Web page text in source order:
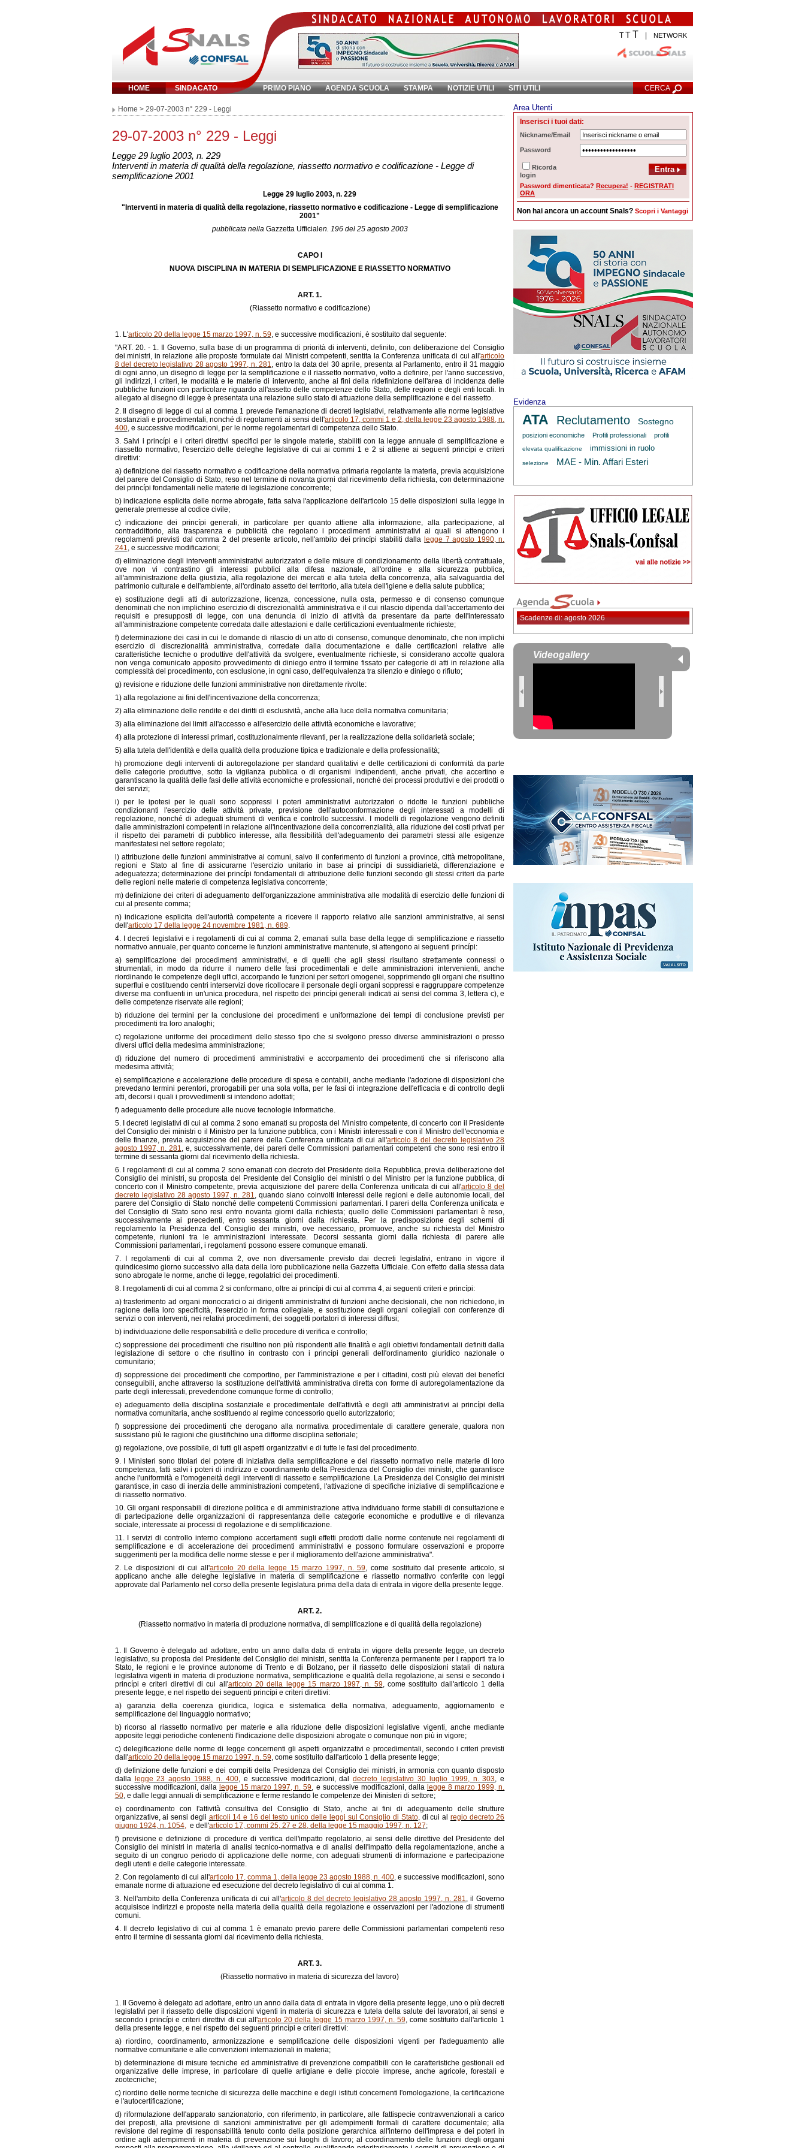
T TT NETWORK
HOME SINDACATO PRIMO PIANO AGENDA SCUOLA STAMPA NOTIZIE UTILI SITI UTILI CERCA
Inserisci parola chiave: Ricerca Avanzata
Home > 29-07-2003 n° 229 - Leggi
29-07-2003 n° 229 - Leggi
Legge 29 luglio 2003, n. 229
Interventi in materia di qualità della regolazione, riassetto normativo e codificazione - Legge di
semplificazione 2001
Legge 29 luglio 2003, n. 229
"Interventi in materia di qualità della regolazione, riassetto normativo e codificazione - Legge di semplificazione
2001"
pubblicata nella Gazzetta Ufficialen. 196 del 25 agosto 2003
CAPO I
NUOVA DISCIPLINA IN MATERIA DI SEMPLIFICAZIONE E RIASSETTO NORMATIVO
ART. 1.
(Riassetto normativo e codificazione)
1. L'articolo 20 della legge 15 marzo 1997, n. 59, e successive modificazioni, è sostituito dal seguente:
"ART. 20. - 1. Il Governo, sulla base di un programma di priorità di interventi, definito, con deliberazione del Consiglio
dei ministri, in relazione alle proposte formulate dai Ministri competenti, sentita la Conferenza unificata di cui all'articolo
8 del decreto legislativo 28 agosto 1997, n. 281, entro la data del 30 aprile, presenta al Parlamento, entro il 31 maggio
di ogni anno, un disegno di legge per la semplificazione e il riassetto normativo, volto a definire, per l'anno successivo,
gli indirizzi, i criteri, le modalità e le materie di intervento, anche ai fini della ridefinizione dell'area di incidenza delle
pubbliche funzioni con particolare riguardo all'assetto delle competenze dello Stato, delle regioni e degli enti locali. In
allegato al disegno di legge è presentata una relazione sullo stato di attuazione della semplificazione e del riassetto.
2. Il disegno di legge di cui al comma 1 prevede l'emanazione di decreti legislativi, relativamente alle norme legislative
sostanziali e procedimentali, nonché di regolamenti ai sensi dell'articolo 17, commi 1 e 2, della legge 23 agosto 1988, n.
400, e successive modificazioni, per le norme regolamentari di competenza dello Stato.
3. Salvi i princípi e i criteri direttivi specifici per le singole materie, stabiliti con la legge annuale di semplificazione e
riassetto normativo, l'esercizio delle deleghe legislative di cui ai commi 1 e 2 si attiene ai seguenti princípi e criteri
direttivi:
a) definizione del riassetto normativo e codificazione della normativa primaria regolante la materia, previa acquisizione
del parere del Consiglio di Stato, reso nel termine di novanta giorni dal ricevimento della richiesta, con determinazione
dei princípi fondamentali nelle materie di legislazione concorrente;
b) indicazione esplicita delle norme abrogate, fatta salva l'applicazione dell'articolo 15 delle disposizioni sulla legge in
generale premesse al codice civile;
c) indicazione dei princípi generali, in particolare per quanto attiene alla informazione, alla partecipazione, al
contraddittorio, alla trasparenza e pubblicità che regolano i procedimenti amministrativi ai quali si attengono i
regolamenti previsti dal comma 2 del presente articolo, nell'ambito dei princípi stabiliti dalla legge 7 agosto 1990, n.
241, e successive modificazioni;
d) eliminazione degli interventi amministrativi autorizzatori e delle misure di condizionamento della libertà contrattuale,
ove non vi contrastino gli interessi pubblici alla difesa nazionale, all'ordine e alla sicurezza pubblica,
all'amministrazione della giustizia, alla regolazione dei mercati e alla tutela della concorrenza, alla salvaguardia del
patrimonio culturale e dell'ambiente, all'ordinato assetto del territorio, alla tutela dell'igiene e della salute pubblica;
e) sostituzione degli atti di autorizzazione, licenza, concessione, nulla osta, permesso e di consenso comunque
denominati che non implichino esercizio di discrezionalità amministrativa e il cui rilascio dipenda dall'accertamento dei
requisiti e presupposti di legge, con una denuncia di inizio di attività da presentare da parte dell'interessato
all'amministrazione competente corredata dalle attestazioni e dalle certificazioni eventualmente richieste;
f) determinazione dei casi in cui le domande di rilascio di un atto di consenso, comunque denominato, che non implichi
esercizio di discrezionalità amministrativa, corredate dalla documentazione e dalle certificazioni relative alle
caratteristiche tecniche o produttive dell'attività da svolgere, eventualmente richieste, si considerano accolte qualora
non venga comunicato apposito provvedimento di diniego entro il termine fissato per categorie di atti in relazione alla
complessità del procedimento, con esclusione, in ogni caso, dell'equivalenza tra silenzio e diniego o rifiuto;
g) revisione e riduzione delle funzioni amministrative non direttamente rivolte:
1) alla regolazione ai fini dell'incentivazione della concorrenza;
2) alla eliminazione delle rendite e dei diritti di esclusività, anche alla luce della normativa comunitaria;
3) alla eliminazione dei limiti all'accesso e all'esercizio delle attività economiche e lavorative;
4) alla protezione di interessi primari, costituzionalmente rilevanti, per la realizzazione della solidarietà sociale;
5) alla tutela dell'identità e della qualità della produzione tipica e tradizionale e della professionalità;
h) promozione degli interventi di autoregolazione per standard qualitativi e delle certificazioni di conformità da parte
delle categorie produttive, sotto la vigilanza pubblica o di organismi indipendenti, anche privati, che accertino e
garantiscano la qualità delle fasi delle attività economiche e professionali, nonché dei processi produttivi e dei prodotti o
dei servizi;
i) per le ipotesi per le quali sono soppressi i poteri amministrativi autorizzatori o ridotte le funzioni pubbliche
condizionanti l'esercizio delle attività private, previsione dell'autoconformazione degli interessati a modelli di
regolazione, nonché di adeguati strumenti di verifica e controllo successivi. I modelli di regolazione vengono definiti
dalle amministrazioni competenti in relazione all'incentivazione della concorrenzialità, alla riduzione dei costi privati per
il rispetto dei parametri di pubblico interesse, alla flessibilità dell'adeguamento dei parametri stessi alle esigenze
manifestatesi nel settore regolato;
l) attribuzione delle funzioni amministrative ai comuni, salvo il conferimento di funzioni a province, città metropolitane,
regioni e Stato al fine di assicurarne l'esercizio unitario in base ai princípi di sussidiarietà, differenziazione e
adeguatezza; determinazione dei princípi fondamentali di attribuzione delle funzioni secondo gli stessi criteri da parte
delle regioni nelle materie di competenza legislativa concorrente;
m) definizione dei criteri di adeguamento dell'organizzazione amministrativa alle modalità di esercizio delle funzioni di
cui al presente comma;
n) indicazione esplicita dell'autorità competente a ricevere il rapporto relativo alle sanzioni amministrative, ai sensi
dell'articolo 17 della legge 24 novembre 1981, n. 689.
4. I decreti legislativi e i regolamenti di cui al comma 2, emanati sulla base della legge di semplificazione e riassetto
normativo annuale, per quanto concerne le funzioni amministrative mantenute, si attengono ai seguenti princípi:
a) semplificazione dei procedimenti amministrativi, e di quelli che agli stessi risultano strettamente connessi o
strumentali, in modo da ridurre il numero delle fasi procedimentali e delle amministrazioni intervenienti, anche
riordinando le competenze degli uffici, accorpando le funzioni per settori omogenei, sopprimendo gli organi che risultino
superflui e costituendo centri interservizi dove ricollocare il personale degli organi soppressi e raggruppare competenze
diverse ma confluenti in un'unica procedura, nel rispetto dei princípi generali indicati ai sensi del comma 3, lettera c), e
delle competenze riservate alle regioni;
b) riduzione dei termini per la conclusione dei procedimenti e uniformazione dei tempi di conclusione previsti per
procedimenti tra loro analoghi;
c) regolazione uniforme dei procedimenti dello stesso tipo che si svolgono presso diverse amministrazioni o presso
diversi uffici della medesima amministrazione;
d) riduzione del numero di procedimenti amministrativi e accorpamento dei procedimenti che si riferiscono alla
medesima attività;
e) semplificazione e accelerazione delle procedure di spesa e contabili, anche mediante l'adozione di disposizioni che
prevedano termini perentori, prorogabili per una sola volta, per le fasi di integrazione dell'efficacia e di controllo degli
atti, decorsi i quali i provvedimenti si intendono adottati;
f) adeguamento delle procedure alle nuove tecnologie informatiche.
5. I decreti legislativi di cui al comma 2 sono emanati su proposta del Ministro competente, di concerto con il Presidente
del Consiglio dei ministri o il Ministro per la funzione pubblica, con i Ministri interessati e con il Ministro dell'economia e
delle finanze, previa acquisizione del parere della Conferenza unificata di cui all'articolo 8 del decreto legislativo 28
agosto 1997, n. 281, e, successivamente, dei pareri delle Commissioni parlamentari competenti che sono resi entro il
termine di sessanta giorni dal ricevimento della richiesta.
6. I regolamenti di cui al comma 2 sono emanati con decreto del Presidente della Repubblica, previa deliberazione del
Consiglio dei ministri, su proposta del Presidente del Consiglio dei ministri o del Ministro per la funzione pubblica, di
concerto con il Ministro competente, previa acquisizione del parere della Conferenza unificata di cui all'articolo 8 del
decreto legislativo 28 agosto 1997, n. 281, quando siano coinvolti interessi delle regioni e delle autonomie locali, del
parere del Consiglio di Stato nonché delle competenti Commissioni parlamentari. I pareri della Conferenza unificata e
del Consiglio di Stato sono resi entro novanta giorni dalla richiesta; quello delle Commissioni parlamentari è reso,
successivamente ai precedenti, entro sessanta giorni dalla richiesta. Per la predisposizione degli schemi di
regolamento la Presidenza del Consiglio dei ministri, ove necessario, promuove, anche su richiesta del Ministro
competente, riunioni tra le amministrazioni interessate. Decorsi sessanta giorni dalla richiesta di parere alle
Commissioni parlamentari, i regolamenti possono essere comunque emanati.
7. I regolamenti di cui al comma 2, ove non diversamente previsto dai decreti legislativi, entrano in vigore il
quindicesimo giorno successivo alla data della loro pubblicazione nella Gazzetta Ufficiale. Con effetto dalla stessa data
sono abrogate le norme, anche di legge, regolatrici dei procedimenti.
8. I regolamenti di cui al comma 2 si conformano, oltre ai princípi di cui al comma 4, ai seguenti criteri e princípi:
a) trasferimento ad organi monocratici o ai dirigenti amministrativi di funzioni anche decisionali, che non richiedono, in
ragione della loro specificità, l'esercizio in forma collegiale, e sostituzione degli organi collegiali con conferenze di
servizi o con interventi, nei relativi procedimenti, dei soggetti portatori di interessi diffusi;
b) individuazione delle responsabilità e delle procedure di verifica e controllo;
c) soppressione dei procedimenti che risultino non più rispondenti alle finalità e agli obiettivi fondamentali definiti dalla
legislazione di settore o che risultino in contrasto con i princípi generali dell'ordinamento giuridico nazionale o
comunitario;
d) soppressione dei procedimenti che comportino, per l'amministrazione e per i cittadini, costi più elevati dei benefíci
conseguibili, anche attraverso la sostituzione dell'attività amministrativa diretta con forme di autoregolamentazione da
parte degli interessati, prevedendone comunque forme di controllo;
e) adeguamento della disciplina sostanziale e procedimentale dell'attività e degli atti amministrativi ai princípi della
normativa comunitaria, anche sostituendo al regime concessorio quello autorizzatorio;
f) soppressione dei procedimenti che derogano alla normativa procedimentale di carattere generale, qualora non
sussistano più le ragioni che giustifichino una difforme disciplina settoriale;
g) regolazione, ove possibile, di tutti gli aspetti organizzativi e di tutte le fasi del procedimento.
9. I Ministeri sono titolari del potere di iniziativa della semplificazione e del riassetto normativo nelle materie di loro
competenza, fatti salvi i poteri di indirizzo e coordinamento della Presidenza del Consiglio dei ministri, che garantisce
anche l'uniformità e l'omogeneità degli interventi di riassetto e semplificazione. La Presidenza del Consiglio dei ministri
garantisce, in caso di inerzia delle amministrazioni competenti, l'attivazione di specifiche iniziative di semplificazione e
di riassetto normativo.
10. Gli organi responsabili di direzione politica e di amministrazione attiva individuano forme stabili di consultazione e
di partecipazione delle organizzazioni di rappresentanza delle categorie economiche e produttive e di rilevanza
sociale, interessate ai processi di regolazione e di semplificazione.
11. I servizi di controllo interno compiono accertamenti sugli effetti prodotti dalle norme contenute nei regolamenti di
semplificazione e di accelerazione dei procedimenti amministrativi e possono formulare osservazioni e proporre
suggerimenti per la modifica delle norme stesse e per il miglioramento dell'azione amministrativa".
2. Le disposizioni di cui all'articolo 20 della legge 15 marzo 1997, n. 59, come sostituito dal presente articolo, si
applicano anche alle deleghe legislative in materia di semplificazione e riassetto normativo conferite con leggi
approvate dal Parlamento nel corso della presente legislatura prima della data di entrata in vigore della presente legge.
ART. 2.
(Riassetto normativo in materia di produzione normativa, di semplificazione e di qualità della regolazione)
1. Il Governo è delegato ad adottare, entro un anno dalla data di entrata in vigore della presente legge, un decreto
legislativo, su proposta del Presidente del Consiglio dei ministri, sentita la Conferenza permanente per i rapporti tra lo
Stato, le regioni e le province autonome di Trento e di Bolzano, per il riassetto delle disposizioni statali di natura
legislativa vigenti in materia di produzione normativa, semplificazione e qualità della regolazione, ai sensi e secondo i
princípi e criteri direttivi di cui all'articolo 20 della legge 15 marzo 1997, n. 59, come sostituito dall'articolo 1 della
presente legge, e nel rispetto dei seguenti princípi e criteri direttivi:
a) garanzia della coerenza giuridica, logica e sistematica della normativa, adeguamento, aggiornamento e
semplificazione del linguaggio normativo;
b) ricorso al riassetto normativo per materie e alla riduzione delle disposizioni legislative vigenti, anche mediante
apposite leggi periodiche contenenti l'indicazione delle disposizioni abrogate o comunque non più in vigore;
c) delegificazione delle norme di legge concernenti gli aspetti organizzativi e procedimentali, secondo i criteri previsti
dall'articolo 20 della legge 15 marzo 1997, n. 59, come sostituito dall'articolo 1 della presente legge;
d) definizione delle funzioni e dei compiti della Presidenza del Consiglio dei ministri, in armonia con quanto disposto
dalla
legge 23 agosto 1988, n. 400, e successive modificazioni, daldecreto legislativo 30 luglio 1999, n. 303, e
successive modificazioni, dalla legge 15 marzo 1997, n. 59, e successive modificazioni, dalla legge 8 marzo 1999, n.
50, e dalle leggi annuali di semplificazione e ferme restando le competenze dei Ministeri di settore;
e) coordinamento con l'attività consultiva del Consiglio di Stato, anche ai fini di adeguamento delle strutture
organizzative, ai sensi degli articoli 14 e 16 del testo unico delle leggi sul Consiglio di Stato, di cui al regio decreto 26
giugno 1924, n. 1054, e dell'articolo 17, commi 25, 27 e 28, della legge 15 maggio 1997, n. 127;
f) previsione e definizione di procedure di verifica dell'impatto regolatorio, ai sensi delle direttive del Presidente del
Consiglio dei ministri in materia di analisi tecnico-normativa e di analisi dell'impatto della regolamentazione, anche a
seguito di un congruo periodo di applicazione delle norme, con adeguati strumenti di informazione e partecipazione
degli utenti e delle categorie interessate.
2. Con regolamento di cui all'articolo 17, comma 1, della legge 23 agosto 1988, n. 400, e successive modificazioni, sono
emanate norme di attuazione ed esecuzione del decreto legislativo di cui al comma 1.
3. Nell'ambito della Conferenza unificata di cui all'articolo 8 del decreto legislativo 28 agosto 1997, n. 281, il Governo
acquisisce indirizzi e proposte nella materia della qualità della regolazione e osservazioni per l'adozione di strumenti
comuni.
4. Il decreto legislativo di cui al comma 1 è emanato previo parere delle Commissioni parlamentari competenti reso
entro il termine di sessanta giorni dal ricevimento della richiesta.
ART. 3.
(Riassetto normativo in materia di sicurezza del lavoro)
1. Il Governo è delegato ad adottare, entro un anno dalla data di entrata in vigore della presente legge, uno o più decreti
legislativi per il riassetto delle disposizioni vigenti in materia di sicurezza e tutela della salute dei lavoratori, ai sensi e
secondo i princípi e criteri direttivi di cui all'articolo 20 della legge 15 marzo 1997, n. 59, come sostituito dall'articolo 1
della presente legge, e nel rispetto dei seguenti princípi e criteri direttivi:
a) riordino, coordinamento, armonizzazione e semplificazione delle disposizioni vigenti per l'adeguamento alle
normative comunitarie e alle convenzioni internazionali in materia;
b) determinazione di misure tecniche ed amministrative di prevenzione compatibili con le caratteristiche gestionali ed
organizzative delle imprese, in particolare di quelle artigiane e delle piccole imprese, anche agricole, forestali e
zootecniche;
c) riordino delle norme tecniche di sicurezza delle macchine e degli istituti concernenti l'omologazione, la certificazione
e l'autocertificazione;
d) riformulazione dell'apparato sanzionatorio, con riferimento, in particolare, alle fattispecie contravvenzionali a carico
dei preposti, alla previsione di sanzioni amministrative per gli adempimenti formali di carattere documentale; alla
revisione del regime di responsabilità tenuto conto della posizione gerarchica all'interno dell'impresa e dei poteri in
ordine agli adempimenti in materia di prevenzione sui luoghi di lavoro; al coordinamento delle funzioni degli organi
Area Utenti
Inserisci i tuoi dati:
Nickname/Email
Password
Ricorda
login
Password dimenticata? Recupera! - REGISTRATI
ORA
Non hai ancora un account Snals? Scopri i Vantaggi
Evidenza
ATA Reclutamento Sostegno
posizioni economiche Profili professionali profili
elevata qualificazione immissioni in ruolo
selezione MAE - Min. Affari Esteri
Scadenze di: agosto 2026
Videogallery